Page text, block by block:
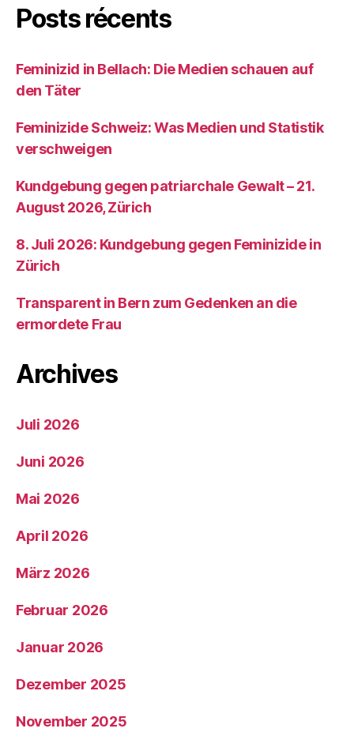
Posts récents
Feminizid in Bellach: Die Medien schauen auf
den Täter
Feminizide Schweiz: Was Medien und Statistik
verschweigen
Kundgebung gegen patriarchale Gewalt – 21.
August 2026, Zürich
8. Juli 2026: Kundgebung gegen Feminizide in
Zürich
Transparent in Bern zum Gedenken an die
ermordete Frau
Archives
Juli 2026
Juni 2026
Mai 2026
April 2026
März 2026
Februar 2026
Januar 2026
Dezember 2025
November 2025